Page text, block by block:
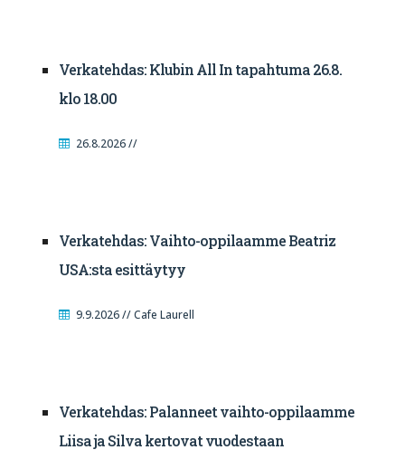
Verkatehdas: Klubin All In tapahtuma 26.8.
klo 18.00
26.8.2026 //
Verkatehdas: Vaihto-oppilaamme Beatriz
USA:sta esittäytyy
9.9.2026 // Cafe Laurell
Verkatehdas: Palanneet vaihto-oppilaamme
Liisa ja Silva kertovat vuodestaan